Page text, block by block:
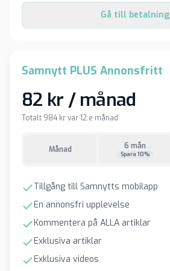
Gå till betalning
Samnytt PLUS Annonsfritt
82 kr / månad
Totalt 984 kr var 12:e månad
Månad 6 mån
Spara 10%
Tillgång till Samnytts mobilapp
En annonsfri upplevelse
Kommentera på ALLA artiklar
Exklusiva artiklar
Exklusiva videos